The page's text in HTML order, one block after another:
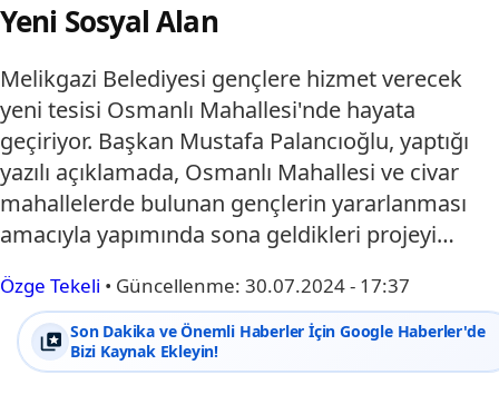
Yeni Sosyal Alan
Melikgazi Belediyesi gençlere hizmet verecek
yeni tesisi Osmanlı Mahallesi'nde hayata
geçiriyor. Başkan Mustafa Palancıoğlu, yaptığı
yazılı açıklamada, Osmanlı Mahallesi ve civar
mahallelerde bulunan gençlerin yararlanması
amacıyla yapımında sona geldikleri projeyi…
Özge Tekeli • Güncellenme: 30.07.2024 - 17:37
Son Dakika ve Önemli Haberler İçin Google Haberler'de
Bizi Kaynak Ekleyin!